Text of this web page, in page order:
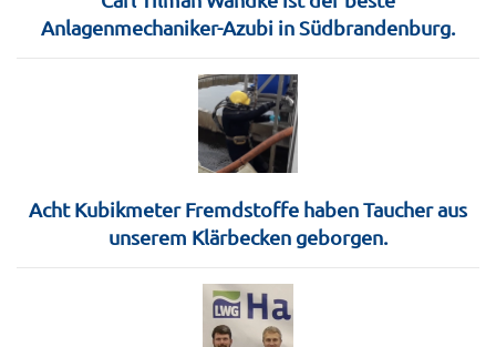
Anlagenmechaniker-Azubi in Südbrandenburg.
Acht Kubikmeter Fremdstoffe haben Taucher aus
unserem Klärbecken geborgen.